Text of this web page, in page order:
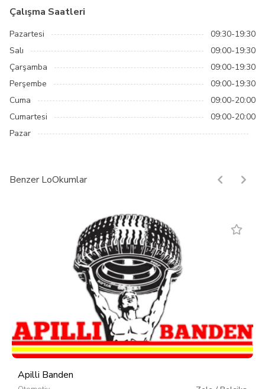
Çalışma Saatleri
Pazartesi
09:30-19:30
Salı
09:00-19:30
Çarşamba
09:00-19:30
Perşembe
09:00-19:30
Cuma
09:00-20:00
Cumartesi
09:00-20:00
Pazar
Benzer LoOkumlar
Apilli Banden